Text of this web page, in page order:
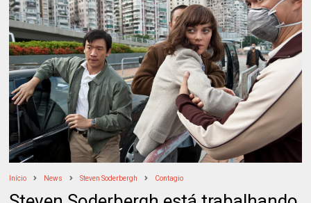
Início News Steven Soderbergh Contagio